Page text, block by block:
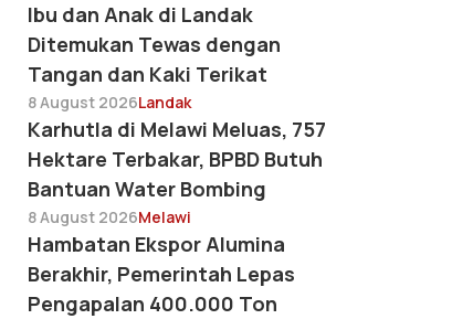
Ibu dan Anak di Landak
Ditemukan Tewas dengan
Tangan dan Kaki Terikat
8 August 2026Landak
Karhutla di Melawi Meluas, 757
Hektare Terbakar, BPBD Butuh
Bantuan Water Bombing
8 August 2026Melawi
Hambatan Ekspor Alumina
Berakhir, Pemerintah Lepas
Pengapalan 400.000 Ton